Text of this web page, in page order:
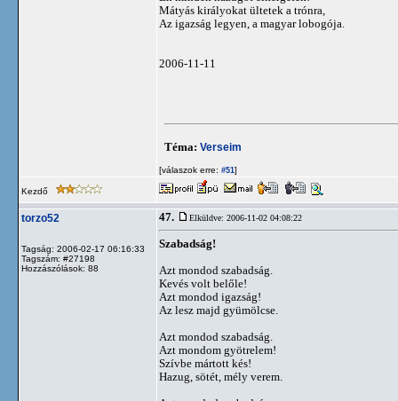
Mátyás királyokat ültetek a trónra,
Az igazság legyen, a magyar lobogója.
2006-11-11
Téma: Verseim
[válaszok erre: #51]
Kezdő
torzo52
Tagság: 2006-02-17 06:16:33
Tagszám: #27198
Hozzászólások: 88
47. Elküldve: 2006-11-02 04:08:22
Szabadság!
Azt mondod szabadság.
Kevés volt belőle!
Azt mondod igazság!
Az lesz majd gyümölcse.
Azt mondod szabadság.
Azt mondom gyötrelem!
Szívbe mártott kés!
Hazug, sötét, mély verem.